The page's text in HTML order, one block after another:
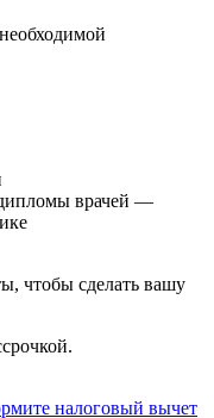
дипломы врачей —
чтобы сделать вашу